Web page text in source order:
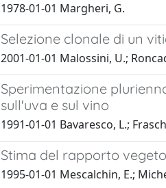
1978-01-01 Margheri, G.
Selezione clonale di un
2001-01-01 Malossini, U.;
Sperimentazione
sull'uva e sul vino
1991-01-01 Bavaresco, L.;
Stima del rapporto
1995-01-01 Mescalchin, E.;